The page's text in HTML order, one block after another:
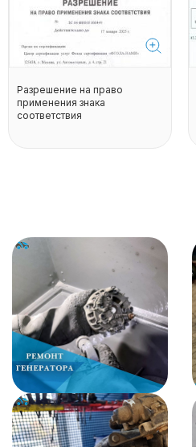
Разрешение на право
применения знака
соответствия